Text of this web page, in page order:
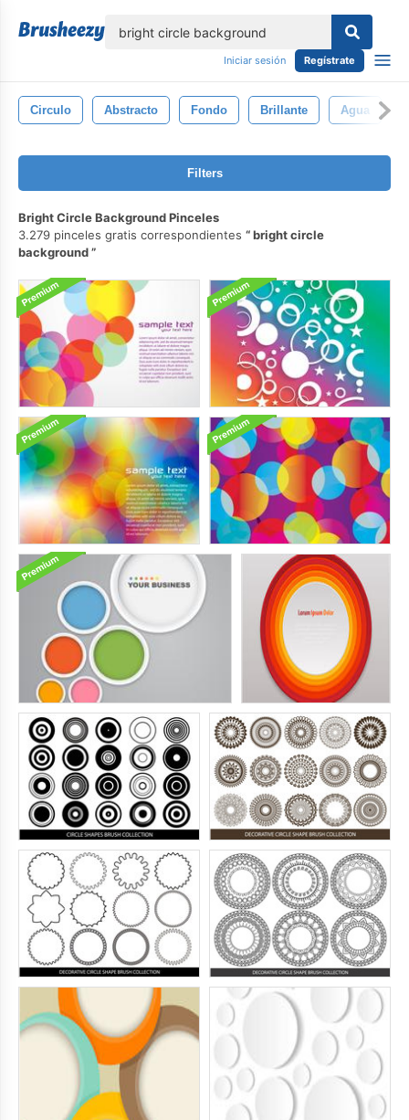
Iniciar sesión Regístrate
Circulo Abstracto Fondo Brillante Agua
Filters
Bright Circle Background Pinceles
3.279 pinceles gratis correspondientes
bright circle
background